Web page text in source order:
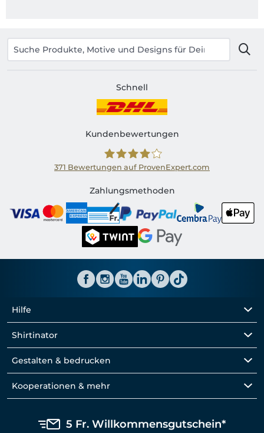
Schnell
Kundenbewertungen
Shirtinator CH
371 Bewertungen auf ProvenExpert.com
Zahlungsmethoden
Hilfe
Shirtinator
Gestalten & bedrucken
Kooperationen & mehr
5 Fr. Willkommensgutschein*